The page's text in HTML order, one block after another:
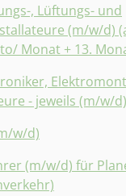
, Lüftungs- und
(m/w/d)
Monat + 13.
- jeweils (m/w/d)
w/d)
(m/w/d) für